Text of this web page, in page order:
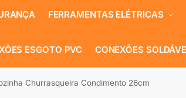
FERRAMENTAS ELÉTRICAS
ESGOTO PVC CONEXÕES
Churrasqueira Condimento 26cm